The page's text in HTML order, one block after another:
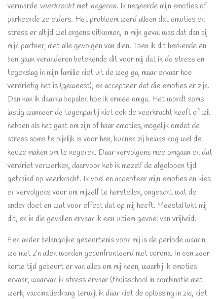
verwarde veerkrachtmet negeren. Ik negeerde mijn emoties of
parkeerde ze elders. Het probleem werd alleen dat emoties en
stress er altijd wel ergens uitkomen, in mijn geval was dat dan bij
mijn partner, met alle gevolgen van dien. Toen ik dit herkende en
ben gaan veranderen betekende dit voor mij dat ik de stress en
tegenslag in mijn familie niet uit de weg ga, maar ervaar hoe
verdrietig het is (geweest), en accepteer dat die emoties er zijn.
Dan kan ik daarna bepalen hoe ik ermee omga. Het wordt soms
lastig wanneer de tegenpartij niet ook de veerkracht heeft of wil
hebben als het gaat om zijn of haar emoties, mogelijk omdat de
stress soms te pijnlijk is voor hen, kunnen zij helaas nog wel de
keuze maken om te negeren. Daar vervolgens mee omgaan en dat
verdriet verwerken, daarvoor heb ik mezelf de afgelopen tijd
getraind op veerkracht. Ik voel en accepteer mijn emoties en kies
er vervolgens voor om mijzelf te herstellen, ongeacht wat de
ander doet en wat voor effect dat op mij heeft. Meestal lukt mij
dit, en in die gevallen ervaar ik een ultiem gevoel van vrijheid.
Een ander belangrijke gebeurtenis voor mij is de periode waarin
we met z’n allen worden geconfronteerd met corona. In een zeer
korte tijd gebeurt er van alles om mij heen, waarbij ik emoties
ervaar, waarvan ik stress ervaar (thuisschool in combinatie met
werk, vaccinatiedrang terwijl ik daar niet de oplossing in zie, niet